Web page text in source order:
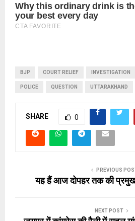
BJP COURT RELIEF INVESTIGATION
POLICE QUESTION UTTARAKHAND
SHARE 0
PREVIOUS
यह हैं आज दोपहर तक की प्रमुख
NEXT POST